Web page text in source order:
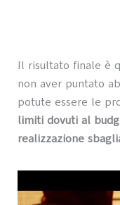
Il risultato finale è
non aver puntato
potute essere le
limiti dovuti al
realizzazione